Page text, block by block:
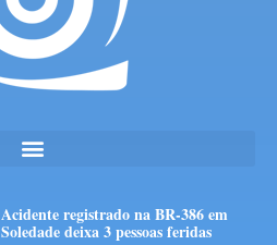
Acidente registrado na BR-386 em
Soledade deixa 3 pessoas feridas